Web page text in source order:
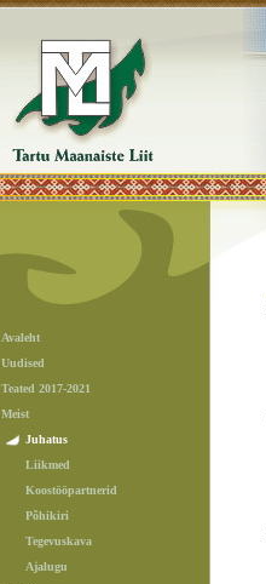
Avaleht
Uudised
Teated 2017-2021
Meist
Juhatus
Liikmed
Koostööpartnerid
Põhikiri
Tegevuskava
Ajalugu